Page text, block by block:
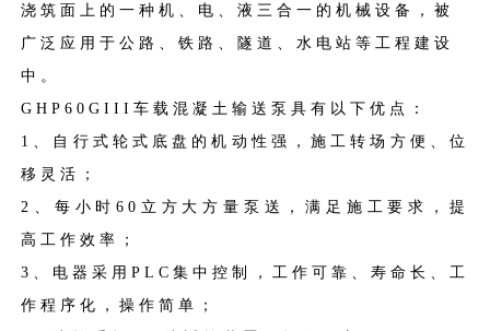
浇筑面上的一种机、电、液三合一的机械设备，被
广泛应用于公路、铁路、隧道、水电站等工程建设
中。
GHP60GIII车载混凝土输送泵具有以下优点：
1、
自行式轮式底盘的机动性强，施工转场方便、位
移灵活；
2、每小时60立方大方量泵送，满足施工要求，提
高工作效率；
3、电器采用PLC集中控制，工作可靠、寿命长、工
作程序化，操作简单；